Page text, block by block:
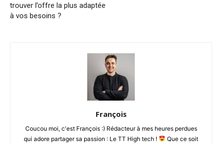
trouver l’offre la plus adaptée
à vos besoins ?
François
Coucou moi, c'est François :) Rédacteur à mes heures perdues
qui adore partager sa passion : Le TT High tech !
Que ce soit